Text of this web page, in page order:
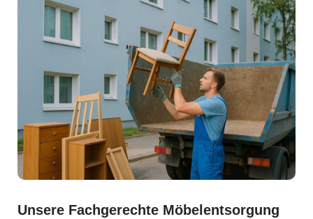
Unsere Fachgerechte Möbelentsorgung